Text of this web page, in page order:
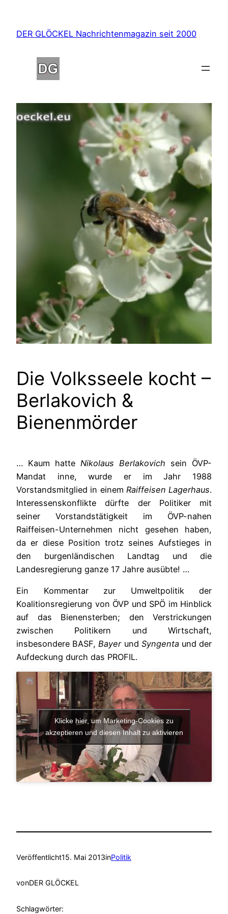
springen
DER GLÖCKEL Nachrichtenmagazin seit 2000
Die Volksseele kocht –
Berlakovich &
Bienenmörder
… Kaum hatte Nikolaus Berlakovich sein ÖVP-
Mandat inne, wurde er im Jahr 1988
Vorstandsmitglied in einem Raiffeisen Lagerhaus.
Interessenskonflikte dürfte der Politiker mit
seiner Vorstandstätigkeit im ÖVP-nahen
Raiffeisen-Unternehmen nicht gesehen haben,
da er diese Position trotz seines Aufstieges in
den burgenländischen Landtag und die
Landesregierung ganze 17 Jahre ausübte! …
Ein Kommentar zur Umweltpolitik der
Koalitionsregierung von ÖVP und SPÖ im Hinblick
auf das Bienensterben; den Verstrickungen
zwischen Politikern und Wirtschaft,
insbesondere BASF,Bayerund Syngentaund der
Aufdeckung durch das PROFIL.
Klicke hier, um Marketing-Cookies zu
akzeptieren und diesen Inhalt zu aktivieren
Veröffentlicht15. Mai 2013inPolitik
vonDER GLÖCKEL
Schlagwörter: